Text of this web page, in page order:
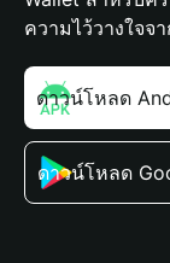
ความไว้วางใจจ
ดาวน์โหลด
ดาวน์โหลด